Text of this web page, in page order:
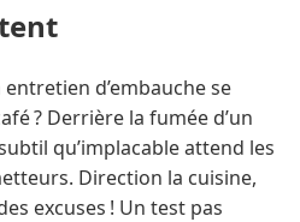
d’embauche se
? Derrière la fumée d’un
qu’implacable attend les
Direction la cuisine,
excuses ! Un test pas